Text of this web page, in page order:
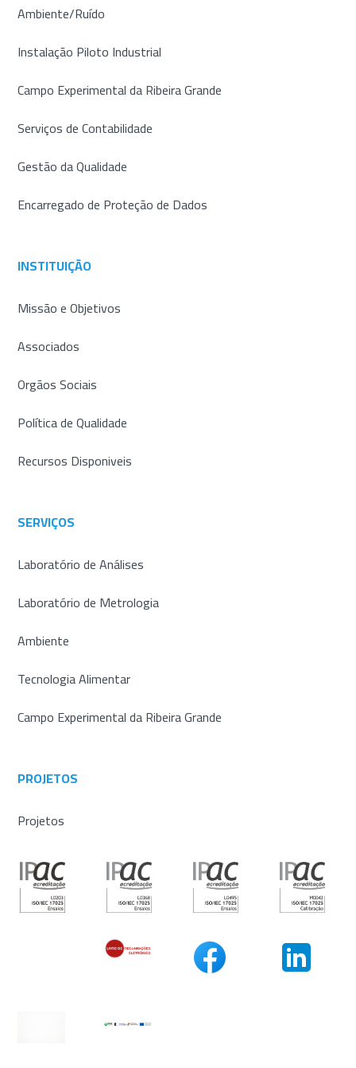
Ambiente/Ruído
Instalação Piloto Industrial
Campo Experimental da Ribeira Grande
Serviços de Contabilidade
Gestão da Qualidade
Encarregado de Proteção de Dados
INSTITUIÇÃO
Missão e Objetivos
Associados
Orgãos Sociais
Política de Qualidade
Recursos Disponiveis
SERVIÇOS
Laboratório de Análises
Laboratório de Metrologia
Ambiente
Tecnologia Alimentar
Campo Experimental da Ribeira Grande
PROJETOS
Projetos